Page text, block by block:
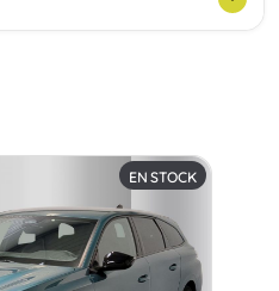
EN STOCK